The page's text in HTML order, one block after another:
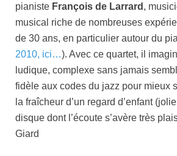
pianiste François de Larrard ,
musical riche de nombreuses
de 30 ans, en particulier autour du
2010, ici…). Avec ce quartet, il
ludique, complexe sans jamais
fidèle aux codes du jazz pour mieux
la fraîcheur d’un regard d’enfant
disque dont l’écoute s’avère très
Giard